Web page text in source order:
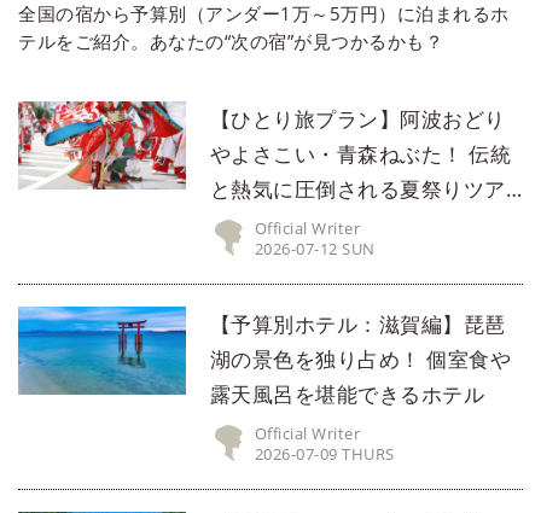
全国の宿から予算別（アンダー1万～5万円）に泊まれるホ
テルをご紹介。あなたの“次の宿”が見つかるかも？
【ひとり旅プラン】阿波おどり
やよさこい・青森ねぶた！ 伝統
と熱気に圧倒される夏祭りツア
ー5選Official Writer
2026-07-12 SUN
【予算別ホテル：滋賀編】琵琶
湖の景色を独り占め！ 個室食や
露天風呂を堪能できるホテル
Official Writer
2026-07-09 THURS